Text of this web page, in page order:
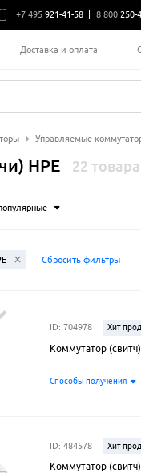
+7 495 921-41-58 8 800 250-
Доставка и оплата
Управляемые
HPE 22 товара
Сбросить фильтры
ID: 704978 Хит
Коммутатор
Способы получения
ID: 484578 Хит
Коммутатор